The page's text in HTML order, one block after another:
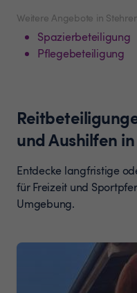
Weitere Angebote in
Spazierbeteiligung
Pflegebeteiligung
und Aushilfen in
Entdecke langfristige
für Freizeit und
Umgebung.